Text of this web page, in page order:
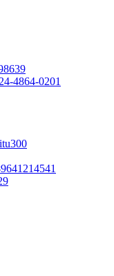
4864-0201